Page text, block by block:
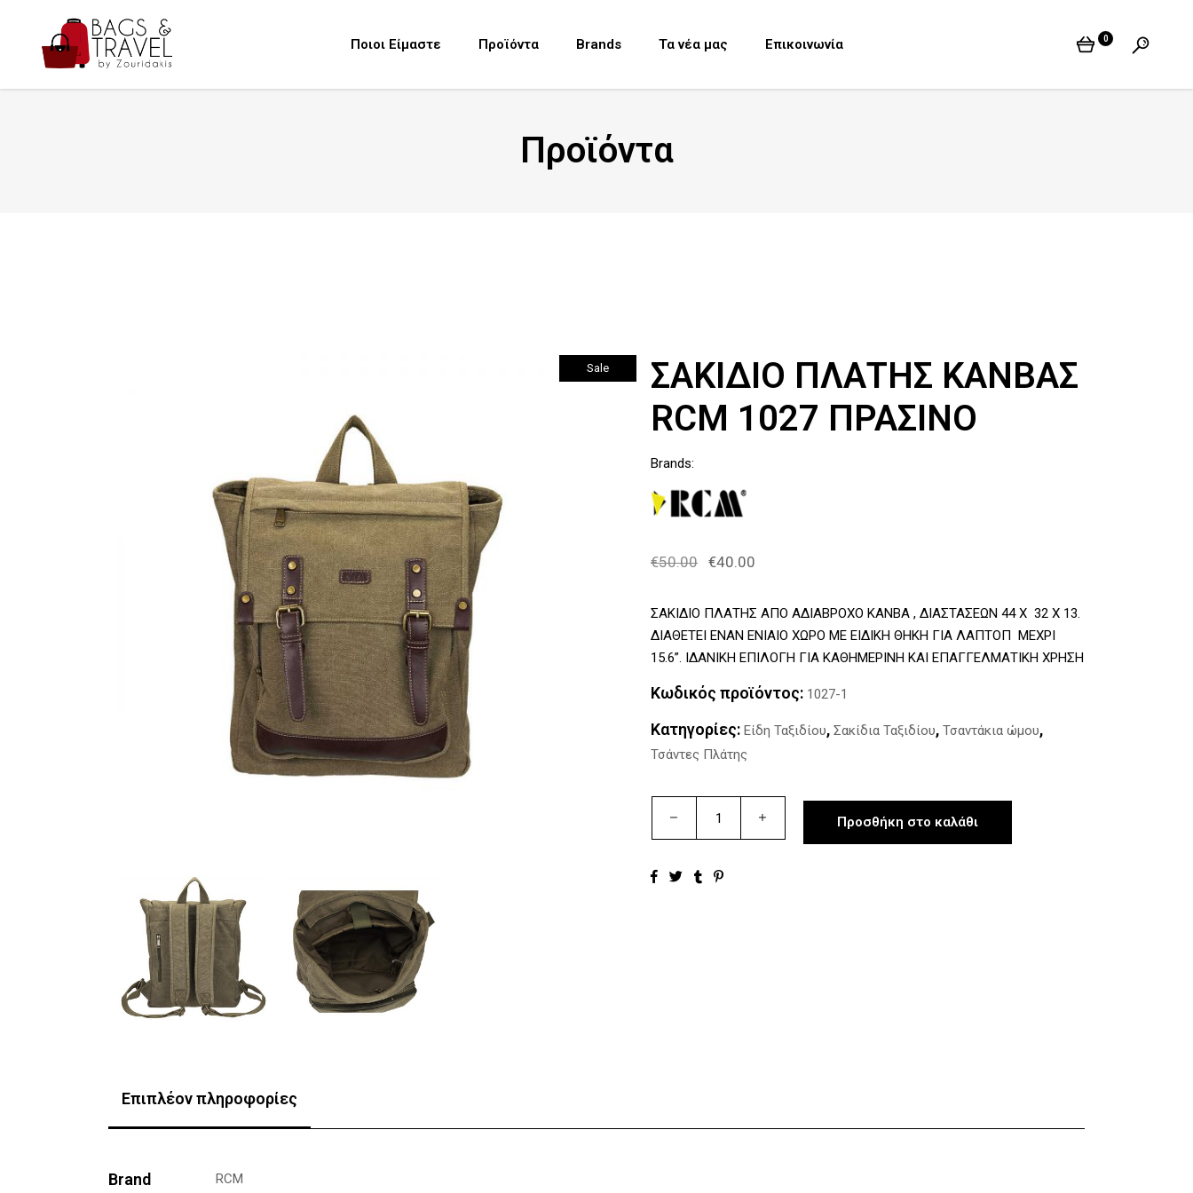
Ποιοι Είμαστε Προϊόντα Brands Τα νέα μας Επικοινωνία 0
Προϊόντα
Sale
ΣΑΚΙΔΙΟ ΠΛΑΤΗΣ ΚΑΝΒΑΣ
RCM 1027 ΠΡΑΣΙΝΟ
Brands:
€50.00
Original
was:
€50.00.
€40.00
τιμή
είναι:
€40.00.
ΣΑΚΙΔΙΟ ΠΛΑΤΗΣ ΑΠΟ ΑΔΙΑΒΡΟΧΟ ΚΑΝΒΑ , ΔΙΑΣΤΑΣΕΩΝ 44 Χ 32 Χ 13.
ΔΙΑΘΕΤΕΙ ΕΝΑΝ ΕΝΙΑΙΟ ΧΩΡΟ ΜΕ ΕΙΔΙΚΗ ΘΗΚΗ ΓΙΑ ΛΑΠΤΟΠ ΜΕΧΡΙ
15.6”. ΙΔΑΝΙΚΗ ΕΠΙΛΟΓΗ ΓΙΑ ΚΑΘΗΜΕΡΙΝΗ ΚΑΙ ΕΠΑΓΓΕΛΜΑΤΙΚΗ ΧΡΗΣΗ
Κωδικός προϊόντος: 1027-1
Κατηγορίες: Είδη Ταξιδίου, Σακίδια Ταξιδίου, Τσαντάκια ώμου,
Τσάντες Πλάτης
Προσθήκη στο καλάθι
Επιπλέον πληροφορίες
Brand RCM